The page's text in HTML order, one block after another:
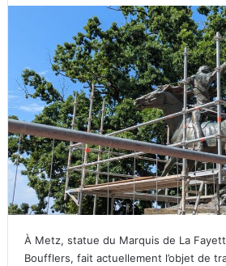
À Metz, statue du Marquis de La
Boufflers, fait actuellement l’objet de